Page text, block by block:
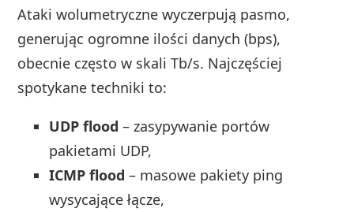
Ataki wolumetryczne wyczerpują pasmo,
generując ogromne ilości danych (bps),
obecnie często w skali Tb/s. Najczęściej
spotykane techniki to:
UDP flood – zasypywanie portów
pakietami UDP,
ICMP flood – masowe pakiety ping
wysycające łącze,